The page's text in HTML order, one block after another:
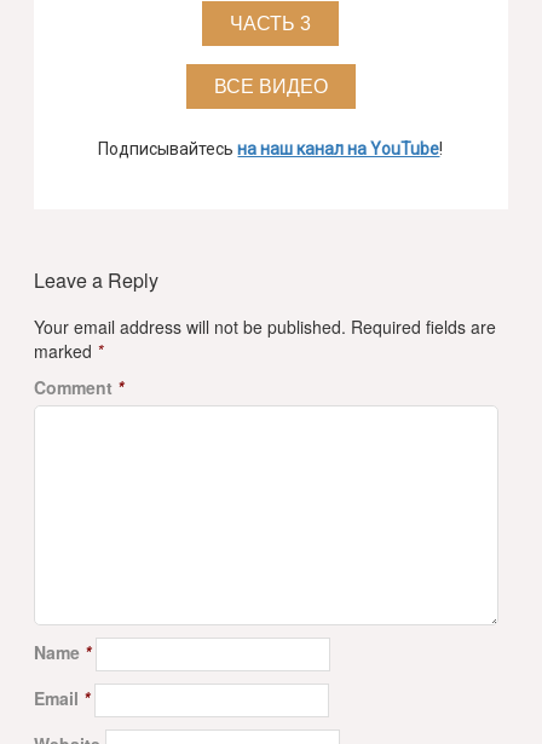
ЧАСТЬ 3
ВСЕ ВИДЕО
Подписывайтесьна наш канал на YouTube!
Leave a Reply
Your email address will not be published. Required fields are
marked *
Comment *
Name *
Email *